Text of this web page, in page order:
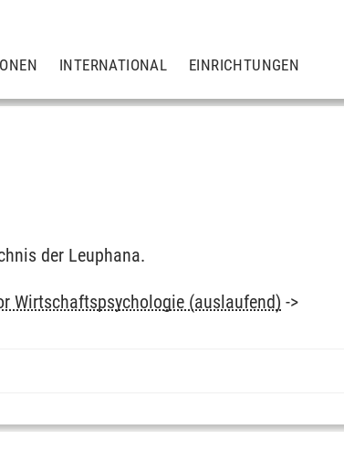
INTERNATIONAL EINRICHTUNGEN
der Leuphana.
Wirtschaftspsychologie (auslaufend) ->